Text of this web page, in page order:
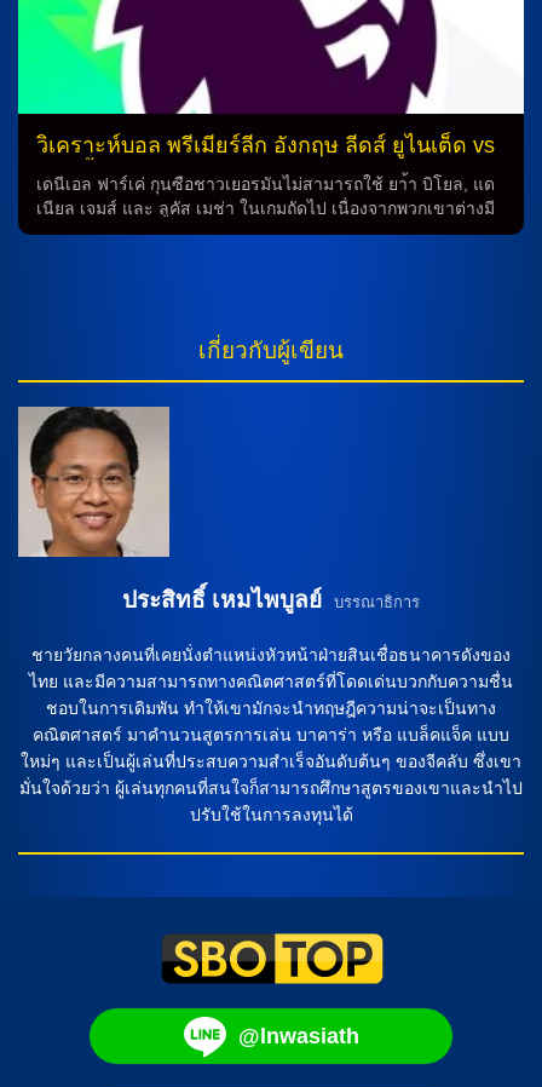
วิเคราะห์บอล พรีเมียร์ลีก อังกฤษ ลีดส์ ยูไนเต็ด vs
น็อตติ้งแฮม ฟอเรสต์
เดนีเอล ฟาร์เค่ กุนซือชาวเยอรมันไม่สามารถใช้ ยา้า บิโยล, แด
เนียล เจมส์ และ ลูคัส เมช่า ในเกมถัดไป เนื่องจากพวกเขาต่างมี
ปัญหาอาการบาดเจ็บทั้งหมดจากเกมที่แพ้อาร์เซน่อลด้วยคะแนน
เบรียล กุ๊ดมุนดสสัน ขณะที่ โนอาห์ โอคาฟอร์ ก็อาจจะมีโอกาส
กลับมาเป็นตัวจริงอีกครั้งในทีม นอกจากนี้ กุนซือ ฌอน ไดช์ ก็มี
หนีบต้องรอประเมินก่อนเกม จอห์น วิคตอร์ ก็เจ็บหนักที่เข่าต้องพัก
ยาวทั้งฤดูกาลไปก่อนหน้า นั่นทำให้ สเตฟาน ออร์เตก้า ที่ย้ายมา
จาก แมนฯ ซิตี้ อาจได้ประเดิมสนามในทีม คริส วู้ด ยังไม่พร้อมใน
ทีม ในขณะที่ เนโก วิลเลี่ยมส์ […]
เกี่ยวกับผู้เขียน
ประสิทธิ์ เหมไพบูลย์ บรรณาธิการ
ชายวัยกลางคนที่เคยนั่งตำแหน่งหัวหน้าฝ่ายสินเชื่อธนาคารดังของ
ไทย และมีความสามารถทางคณิตศาสตร์ที่โดดเด่นบวกกับความชื่น
ชอบในการเดิมพัน ทำให้เขามักจะนำทฤษฎีความน่าจะเป็นทาง
คณิตศาสตร์ มาคำนวนสูตรการเล่น บาคาร่า หรือ แบล็คแจ็ค แบบ
ใหม่ๆ และเป็นผู้เล่นที่ประสบความสำเร็จอันดับต้นๆ ของจีคลับ ซึ่งเขา
มั่นใจด้วยว่า ผู้เล่นทุกคนที่สนใจก็สามารถศึกษาสูตรของเขาและนำไป
ปรับใช้ในการลงทุนได้
@lnwasiath